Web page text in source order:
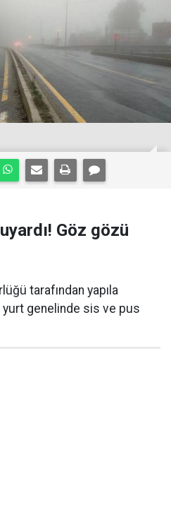
Göz gözü
tarafından yapıla
yurt genelinde sis ve pus